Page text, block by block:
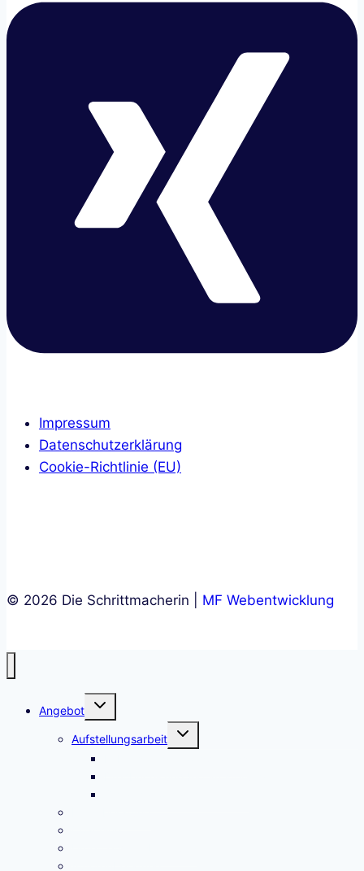
Impressum
Datenschutzerklärung
Cookie-Richtlinie (EU)
© 2026 Die Schrittmacherin | MF Webentwicklung
Angebot
Untermenü
umschalten
Aufstellungsarbeit
Untermenü
umschalten